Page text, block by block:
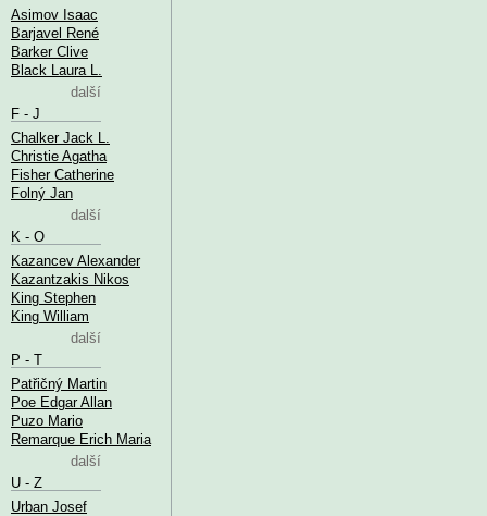
Asimov Isaac
Barjavel René
Barker Clive
Black Laura L.
další
F - J
Chalker Jack L.
Christie Agatha
Fisher Catherine
Folný Jan
další
K - O
Kazancev Alexander
Kazantzakis Nikos
King Stephen
King William
další
P - T
Patřičný Martin
Poe Edgar Allan
Puzo Mario
Remarque Erich Maria
další
U - Z
Urban Josef